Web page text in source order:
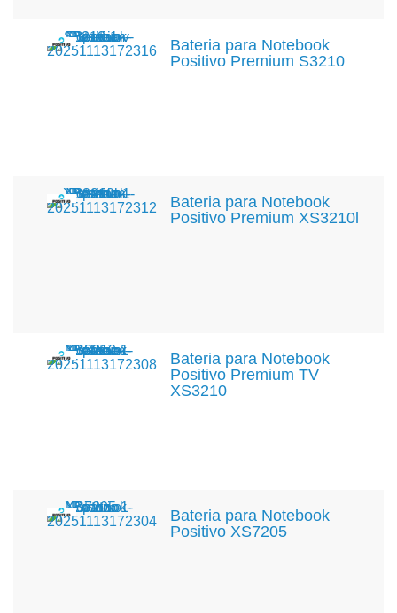
Bateria para Notebook
Positivo Premium S3210
Bateria para Notebook
Positivo Premium XS3210l
Bateria para Notebook
Positivo Premium TV
XS3210
Bateria para Notebook
Positivo XS7205